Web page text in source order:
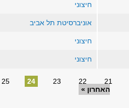
חיצוני
אוניברסיטת תל אביב
חיצוני
חיצוני
21
22
23
24
25
האחרון »